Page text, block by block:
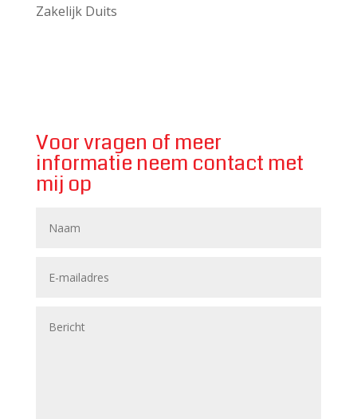
Zakelijk Duits
Voor vragen of meer
informatie neem contact met
mij op